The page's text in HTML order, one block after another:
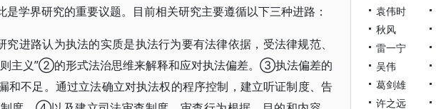
学界研究的重要议题。目前相关研究主要遵循以下三种进路：
究进路认为执法的实质是执法行为要有法律依据，受法律规范、
主义”②的形式法治思维来解释和应对执法偏差。③执法偏差的
和不足。通过立法确立对执法权的程序控制，建立听证制度、告
袁伟时
秋风
雷一宁
吴伟
葛剑雄
许之远